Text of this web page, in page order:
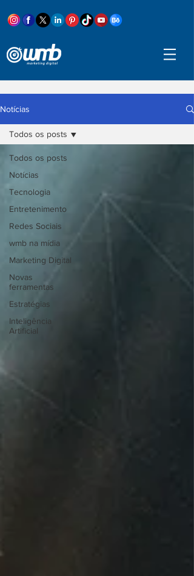
Notícias
Todos os posts
Notícias
Tecnologia
Entretenimento
Redes Sociais
wmb na mídia
Marketing Digital
Novas
ferramentas
Estratégias
Inteligência
Artificial
Todos os posts